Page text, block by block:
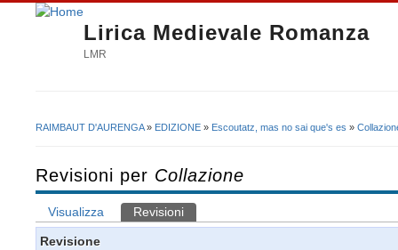
Lirica Medievale Romanza
LMR
RAIMBAUT D'AURENGA» EDIZIONE » Escoutatz, mas no sai que's es »
Revisioni per Collazione
Schede primarie
Visualizza Revisioni
Revisione